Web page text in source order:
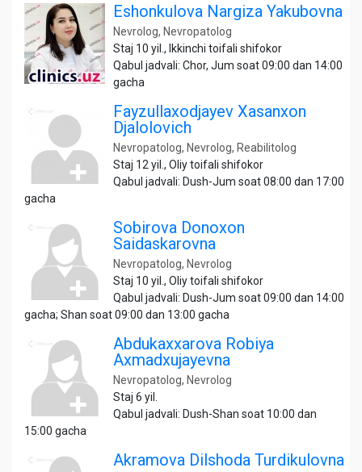
Eshonkulova Nargiza Yakubovna
Nevrolog, Nevropatolog
Staj 10 yil., Ikkinchi toifali shifokor
Qabul jadvali: Chor, Jum soat 09:00 dan 14:00
gacha
Fayzullaxodjayev Xasanxon
Djalolovich
Nevropatolog, Nevrolog, Reabilitolog
Staj 12 yil., Oliy toifali shifokor
Qabul jadvali: Dush-Jum soat 08:00 dan 17:00
gacha
Sobirova Donoxon
Saidaskarovna
Nevropatolog, Nevrolog
Staj 10 yil., Oliy toifali shifokor
Qabul jadvali: Dush-Jum soat 09:00 dan 14:00
gacha; Shan soat 09:00 dan 13:00 gacha
Abdukaxxarova Robiya
Axmadxujayevna
Nevropatolog, Nevrolog
Staj 6 yil.
Qabul jadvali: Dush-Shan soat 10:00 dan
15:00 gacha
Akramova Dilshoda Turdikulovna